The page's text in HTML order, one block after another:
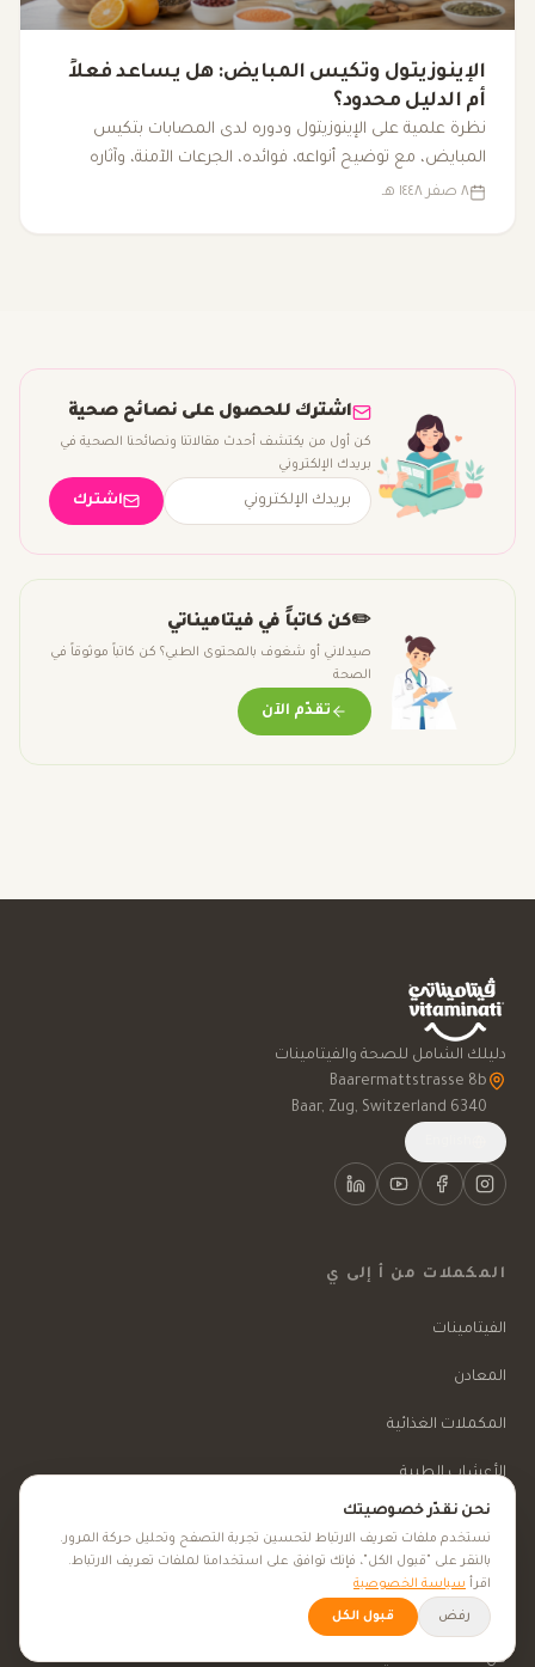
الإينوزيتول وتكيس المبايض: هل يساعد فعلاً
أم الدليل محدود؟
نظرة علمية على الإينوزيتول ودوره لدى المصابات بتكيس
المبايض، مع توضيح أنواعه، فوائده، الجرعات الآمنة، وآثاره
الجانبية.
٨ صفر ١٤٤٨ هـ
اشترك للحصول على نصائح صحية
كن أول من يكتشف أحدث مقالاتنا ونصائحنا الصحية في
بريدك الإلكتروني
اشترك
✏️كن كاتباً في فيتاميناتي
صيدلاني أو شغوف بالمحتوى الطبي؟ كن كاتباً موثوقاً في
الصحة
تقدّم الآن
دليلك الشامل للصحة والفيتامينات
6340 Baar, Zug, Switzerland
المكملات من أ إلى ي
الفيتامينات
المعادن
المكملات الغذائية
الأعشاب الطبية
الجمال والعناية
الأهداف الصحية
كل الأهداف الصحية
نحن نقدّر خصوصيتك
نستخدم ملفات تعريف الارتباط لتحسين تجربة التصفح وتحليل حركة المرور.
بالنقر على "قبول الكل"، فإنك توافق على استخدامنا لملفات تعريف الارتباط.
اقرأ سياسة الخصوصية
رفض قبول الكل